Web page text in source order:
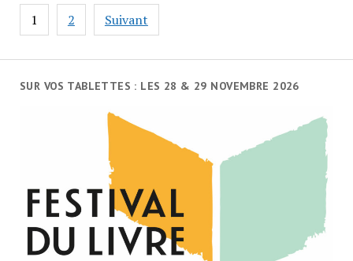
SUR VOS TABLETTES : LES 28 & 29 NOVEMBRE 2026
Navigation
des
1 2 Suivant